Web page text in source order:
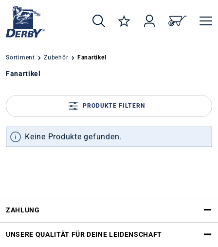
springen
Sortiment Zubehör Fanartikel
Fanartikel
PRODUKTE FILTERN
Keine Produkte gefunden.
ZAHLUNG
UNSERE QUALITÄT FÜR DEINE LEIDENSCHAFT